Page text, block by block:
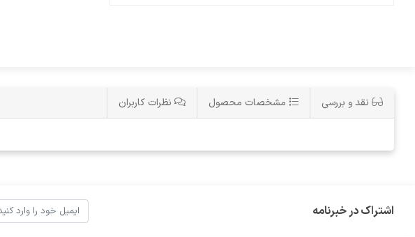
نقد و بررسی مشخصات محصول نظرات کاربران
اشتراک در خبرنامه